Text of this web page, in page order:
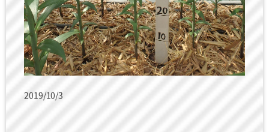
2019/10/3